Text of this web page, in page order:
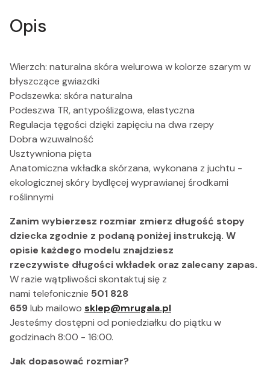
Opis
Wierzch: naturalna skóra welurowa w kolorze szarym w
błyszczące gwiazdki
Podszewka: skóra naturalna
Podeszwa TR, antypoślizgowa, elastyczna
Regulacja tęgości dzięki zapięciu na dwa rzepy
Dobra wzuwalność
Usztywniona pięta
Anatomiczna wkładka skórzana, wykonana z juchtu -
ekologicznej skóry bydlęcej wyprawianej środkami
roślinnymi
Zanim wybierzesz rozmiar zmierz długość stopy
dziecka zgodnie z podaną poniżej instrukcją. W
opisie każdego modelu znajdziesz
rzeczywiste długości wkładek oraz zalecany zapas.
W razie wątpliwości skontaktuj się z
nami telefonicznie 501 828
659lub mailowo sklep@mrugala.pl
Jesteśmy dostępni od poniedziałku do piątku w
godzinach 8:00 - 16:00.
Jak dopasować rozmiar?